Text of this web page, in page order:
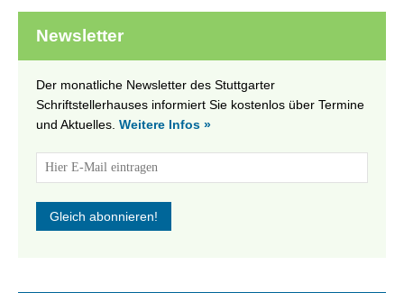
Newsletter
Der monatliche Newsletter des Stuttgarter
Schriftstellerhauses informiert Sie kostenlos über Termine
und Aktuelles. Weitere Infos »